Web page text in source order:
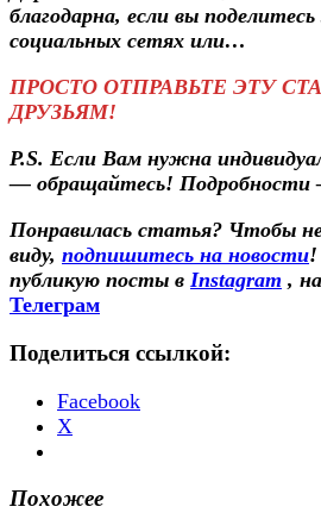
благодарна, если вы
социальных сетях или…
ПРОСТО ОТПРАВЬТЕ ЭТУ
ДРУЗЬЯМ!
P.S. Если Вам нужна
— обращайтесь!
Понравилась статья? Чтобы
виду, подпишитесь на новости!
публикую посты в Instagram , на
Телеграм
Поделиться ссылкой:
Facebook
X
Похожее